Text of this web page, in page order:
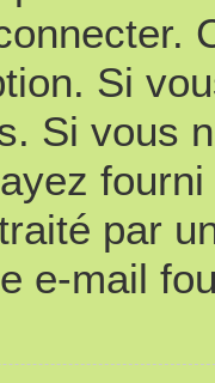
Si
Si vous
par
e-mail